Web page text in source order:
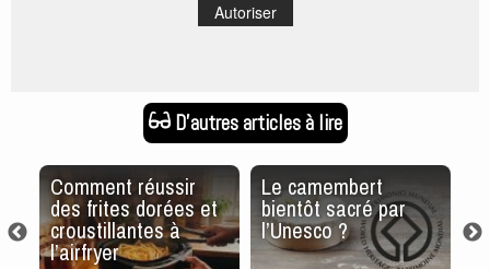
Autoriser
D'autres articles à lire
Comment réussir
des frites dorées et
croustillantes à
l’airfryer
Le camembert
bientôt sacré par
l’Unesco ?